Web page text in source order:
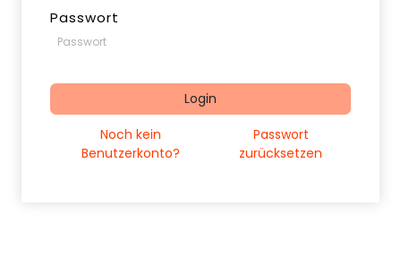
Passwort
Login
Noch kein
Benutzerkonto?
Passwort
zurücksetzen